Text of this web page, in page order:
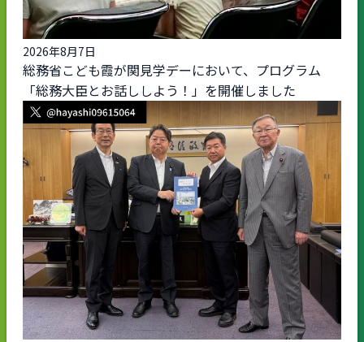
2026年8月7日
総務省こども霞が関見学デーにおいて、プログラム
「総務大臣とお話ししよう！」を開催しました